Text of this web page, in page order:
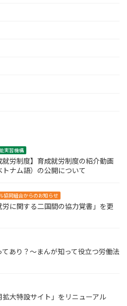
実習機構
労制度】育成就労制度の紹介動画
トナム語）の公開について
協同組合からのお知らせ
に関する二国間の協力覚書」を更
あり？～まんが知って役立つ労働法
大特設サイト」をリニューアル